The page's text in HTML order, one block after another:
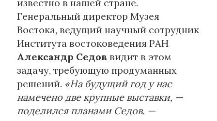
известно в нашей стране.
Генеральный директор Музея
Востока, ведущий научный сотрудник
Института востоковедения РАН
Александр Седов видит в этом
задачу, требующую продуманных
решений. «На будущий год у нас
намечено две крупные выставки, —
поделился планами Седов. —